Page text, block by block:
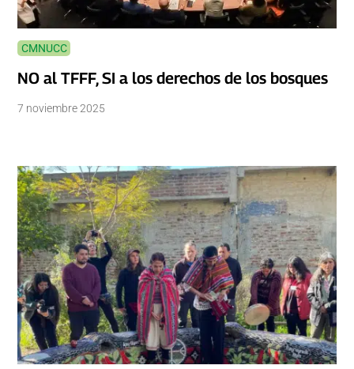
CMNUCC
NO al TFFF, SI a los derechos de los bosques
7 noviembre 2025